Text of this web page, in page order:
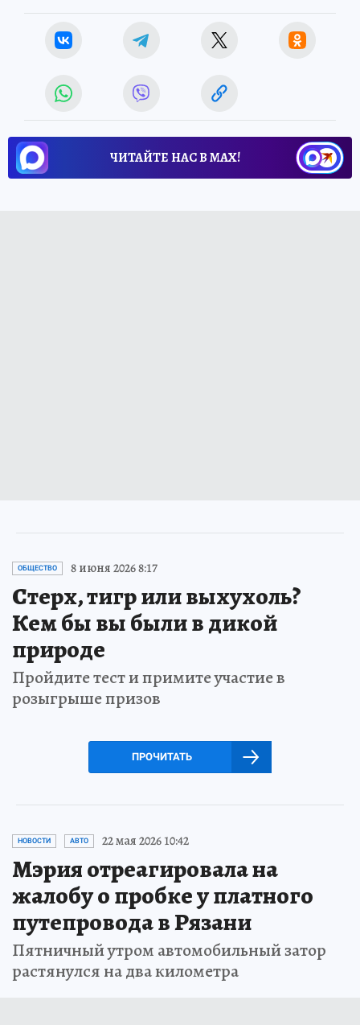
ЧИТАЙТЕ НАС В МАХ!
ОБЩЕСТВО 8 июня 2026 8:17
Стерх, тигр или выхухоль?
Кем бы вы были в дикой
природе
Пройдите тест и примите участие в
розыгрыше призов
ПРОЧИТАТЬ
НОВОСТИ АВТО 22 мая 2026 10:42
Мэрия отреагировала на
жалобу о пробке у платного
путепровода в Рязани
Пятничный утром автомобильный затор
растянулся на два километра